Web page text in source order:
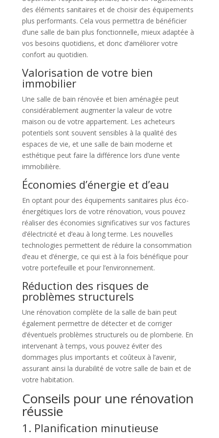
des éléments sanitaires et de choisir des équipements
plus performants. Cela vous permettra de bénéficier
d’une salle de bain plus fonctionnelle, mieux adaptée à
vos besoins quotidiens, et donc d’améliorer votre
confort au quotidien.
Valorisation de votre bien
immobilier
Une salle de bain rénovée et bien aménagée peut
considérablement augmenter la valeur de votre
maison ou de votre appartement. Les acheteurs
potentiels sont souvent sensibles à la qualité des
espaces de vie, et une salle de bain moderne et
esthétique peut faire la différence lors d’une vente
immobilière.
Économies d’énergie et d’eau
En optant pour des équipements sanitaires plus éco-
énergétiques lors de votre rénovation, vous pouvez
réaliser des économies significatives sur vos factures
d’électricité et d’eau à long terme. Les nouvelles
technologies permettent de réduire la consommation
d’eau et d’énergie, ce qui est à la fois bénéfique pour
votre portefeuille et pour l’environnement.
Réduction des risques de
problèmes structurels
Une rénovation complète de la salle de bain peut
également permettre de détecter et de corriger
d’éventuels problèmes structurels ou de plomberie. En
intervenant à temps, vous pouvez éviter des
dommages plus importants et coûteux à l’avenir,
assurant ainsi la durabilité de votre salle de bain et de
votre habitation.
Conseils pour une rénovation
réussie
1. Planification minutieuse